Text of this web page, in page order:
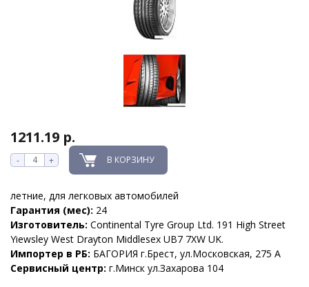
1211.19 р.
- + В КОРЗИНУ
летние, для легковых автомобилей
Гарантия (мес): 24
Изготовитель: Continental Tyre Group Ltd. 191 High Street
Yiewsley West Drayton Middlesex UB7 7XW UK.
Импортер в РБ: БАГОРИЯ г.Брест, ул.Московская, 275 А
Сервисный центр: г.Минск ул.Захарова 104